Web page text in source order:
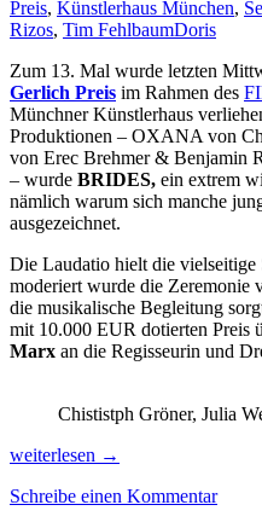
Preis, Künstlerhaus München,
Rizos, Tim FehlbaumDoris
Zum 13. Mal wurde letzten
Gerlich Preis im Rahmen des
Münchner Künstlerhaus
Produktionen – OXANA von
von Erec Brehmer & Benjamin
– wurde BRIDES, ein extrem
nämlich warum sich manche
ausgezeichnet.
Die Laudatio hielt die vielseitige
moderiert wurde die Zeremonie
die musikalische Begleitung
mit 10.000 EUR dotierten Preis
Marx an die Regisseurin und
Chististph Gröner, Julia
Fritz-
Preis
weiterlesen →
Schreibe einen Kommentar